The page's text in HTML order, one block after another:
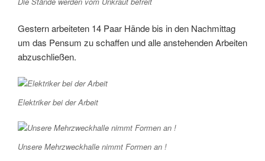
Gestern arbeiteten 14 Paar Hände bis in den Nachmittag
um das Pensum zu schaffen und alle anstehenden Arbeiten
abzuschließen.
Elektriker bei der Arbeit
Unsere Mehrzweckhalle nimmt Formen an !